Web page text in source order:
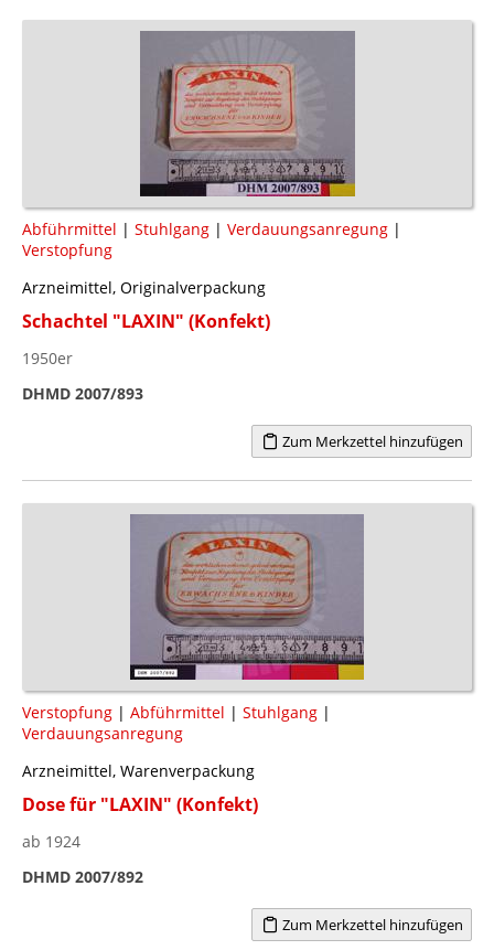
Abführmittel | Stuhlgang | Verdauungsanregung |
Verstopfung
Arzneimittel, Originalverpackung
Schachtel "LAXIN" (Konfekt)
1950er
DHMD 2007/893
Zum Merkzettel hinzufügen
Verstopfung | Abführmittel | Stuhlgang |
Verdauungsanregung
Arzneimittel, Warenverpackung
Dose für "LAXIN" (Konfekt)
ab 1924
DHMD 2007/892
Zum Merkzettel hinzufügen